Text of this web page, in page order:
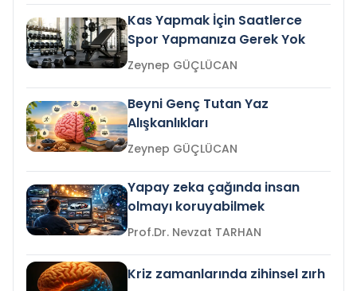
Kas Yapmak İçin Saatlerce
Spor Yapmanıza Gerek Yok
Zeynep GÜÇLÜCAN
Beyni Genç Tutan Yaz
Alışkanlıkları
Zeynep GÜÇLÜCAN
Yapay zeka çağında insan
olmayı koruyabilmek
Prof.Dr. Nevzat TARHAN
Kriz zamanlarında zihinsel zırh